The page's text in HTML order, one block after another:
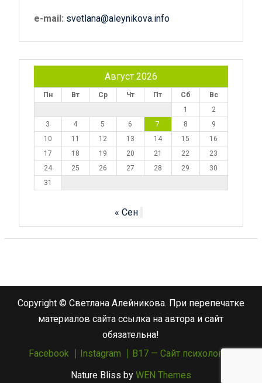
e-mail: svetlana@aleynikova.info
Август 2026
Пн Вт Ср Чт Пт Сб
Вс
1
2
3
4 5 6 7 8
9
10
11 12 13 14 15
16
17
18 19 20 21 22
23
24
25 26 27 28 29
30
31
« Сен
Copyright © Светлана Алейникова. При перепечатке
материалов сайта ссылка на автора и сайт
обязательна!
Facebook
Instagram
B17 — Сайт психологов
Nature Bliss by WEN Themes